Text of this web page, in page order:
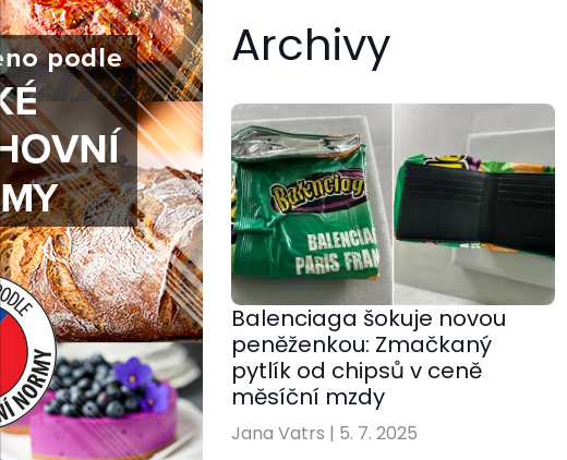
Archivy
Balenciaga šokuje novou
peněženkou: Zmačkaný
pytlík od chipsů v ceně
měsíční mzdy
Jana Vatrs | 5. 7. 2025